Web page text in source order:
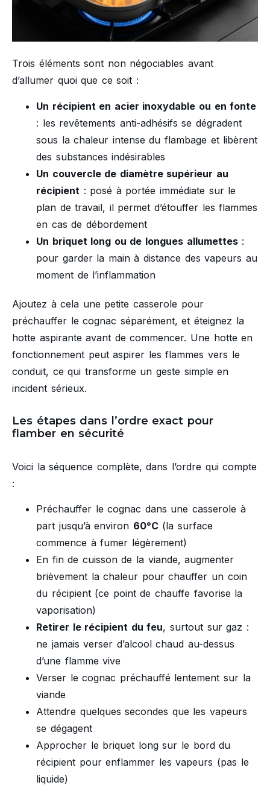
Trois éléments sont non négociables avant
d’allumer quoi que ce soit :
Un récipient en acier inoxydable ou en fonte
: les revêtements anti-adhésifs se dégradent
sous la chaleur intense du flambage et libèrent
des substances indésirables
Un couvercle de diamètre supérieur au
récipient : posé à portée immédiate sur le
plan de travail, il permet d’étouffer les flammes
en cas de débordement
Un briquet long ou de longues allumettes:
pour garder la main à distance des vapeurs au
moment de l’inflammation
Ajoutez à cela une petite casserole pour
préchauffer le cognac séparément, et éteignez la
hotte aspirante avant de commencer. Une hotte en
fonctionnement peut aspirer les flammes vers le
conduit, ce qui transforme un geste simple en
incident sérieux.
Les étapes dans l’ordre exact pour
flamber en sécurité
Voici la séquence complète, dans l’ordre qui compte
:
Préchauffer le cognac dans une casserole à
part jusqu’à environ 60°C(la surface
commence à fumer légèrement)
En fin de cuisson de la viande, augmenter
brièvement la chaleur pour chauffer un coin
du récipient (ce point de chauffe favorise la
vaporisation)
Retirer le récipient du feu, surtout sur gaz :
ne jamais verser d’alcool chaud au-dessus
d’une flamme vive
Verser le cognac préchauffé lentement sur la
viande
Attendre quelques secondes que les vapeurs
se dégagent
Approcher le briquet long sur le bord du
récipient pour enflammer les vapeurs (pas le
liquide)